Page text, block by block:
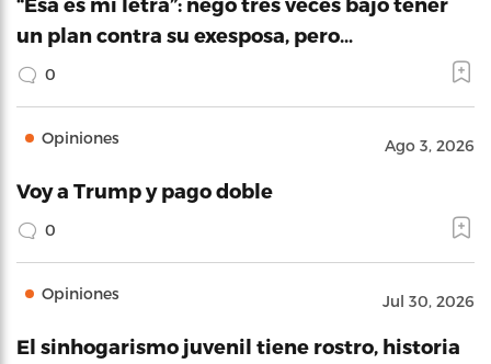
un plan contra su exesposa, pero…
0
Opiniones Ago 3, 2026
Voy a Trump y pago doble
0
Opiniones Jul 30, 2026
El sinhogarismo juvenil tiene rostro, historia